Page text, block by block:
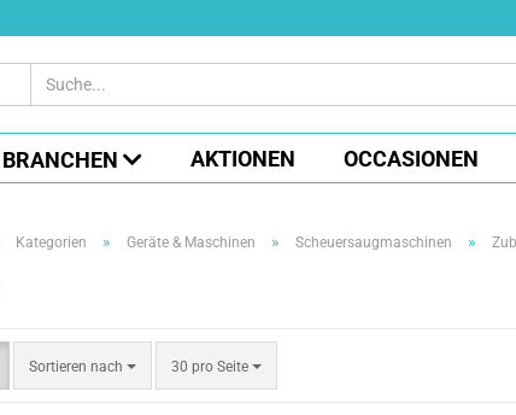
BRANCHEN AKTIONEN OCCASIONEN
Kategorien » Geräte & Maschinen » Scheuersaugmaschinen »
Sortieren nach
Sortieren
nach
30 pro Seite
pro Seite